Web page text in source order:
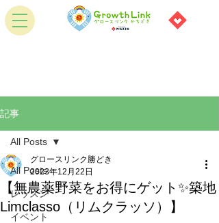
記事
All Posts
レッスン
イベント
All Posts
【無農薬野菜をお得にゲット✨築地
Limclasso（リムクラッソ）】
グロースリンク勝どき
2023年12月22日